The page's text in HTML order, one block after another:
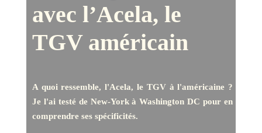
avec l’Acela, le
TGV américain
A quoi ressemble, l'Acela, le TGV à l'américaine ?
Je l'ai testé de New-York à Washington DC pour en
comprendre ses spécificités.